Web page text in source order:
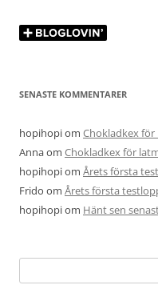
SENASTE KOMMENTARER
hopihopiom Chokladkex
Annaom Chokladkex för
hopihopiom Årets första
Frido om Årets första
hopihopiom Hänt sen
efter: